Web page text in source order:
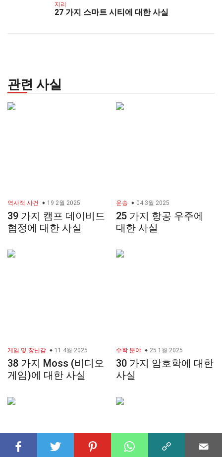
지리
27 가지 스마트 시티에 대한 사실
관련 사실
역사적 사건 19 2월 2025
39 가지 캠프 데이비드
협정에 대한 사실
운송 04 3월 2025
25 가지 항공 우주에
대한 사실
게임 및 장난감 11 4월 2025
38 가지 Moss (비디오
게임)에 대한 사실
수학 분야 25 1월 2025
30 가지 암호학에 대한
사실